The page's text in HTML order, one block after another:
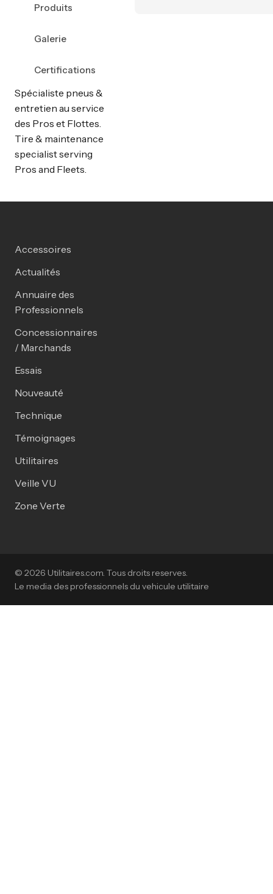
Produits
Galerie
Certifications
Spécialiste pneus &
entretien au service
des Pros et Flottes.
Tire & maintenance
specialist serving
Pros and Fleets.
Accessoires
Actualités
Annuaire des
Professionnels
Concessionnaires
/ Marchands
Essais
Nouveauté
Technique
Témoignages
Utilitaires
Veille VU
Zone Verte
© 2026 Utilitaires.com. Tous droits reserves.
Le media des professionnels du vehicule utilitaire